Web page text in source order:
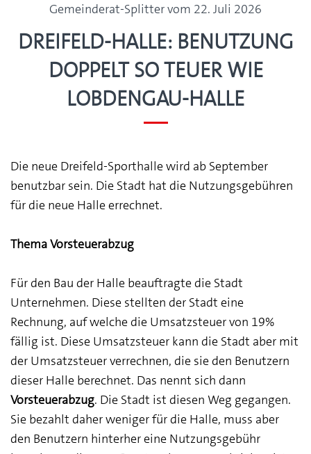
Gemeinderat-Splitter vom 22. Juli 2026
Dreifeld-Halle: Benutzung
doppelt so teuer wie
Lobdengau-Halle
Die neue Dreifeld-Sporthalle wird ab September
benutzbar sein. Die Stadt hat die Nutzungsgebühren
für die neue Halle errechnet.
Thema Vorsteuerabzug
Für den Bau der Halle beauftragte die Stadt
Unternehmen. Diese stellten der Stadt eine
Rechnung, auf welche die Umsatzsteuer von 19%
fällig ist. Diese Umsatzsteuer kann die Stadt aber mit
der Umsatzsteuer verrechnen, die sie den Benutzern
dieser Halle berechnet. Das nennt sich dann
Vorsteuerabzug. Die Stadt ist diesen Weg gegangen.
Sie bezahlt daher weniger für die Halle, muss aber
den Benutzern hinterher eine Nutzungsgebühr